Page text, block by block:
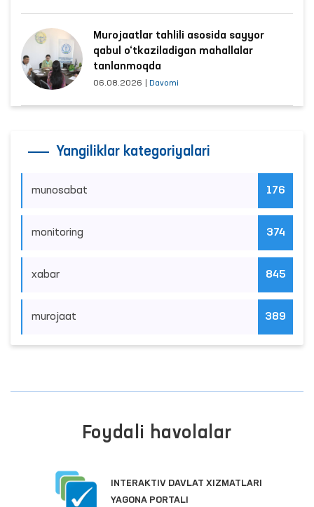
Murojaatlar tahlili asosida sayyor
qabul o‘tkaziladigan mahallalar
tanlanmoqda
06.08.2026 Davomi
Yangiliklar kategoriyalari
munosabat 176
monitoring 374
xabar 845
murojaat 389
Foydali havolalar
INTERAKTIV DAVLAT XIZMATLARI
YAGONA PORTALI